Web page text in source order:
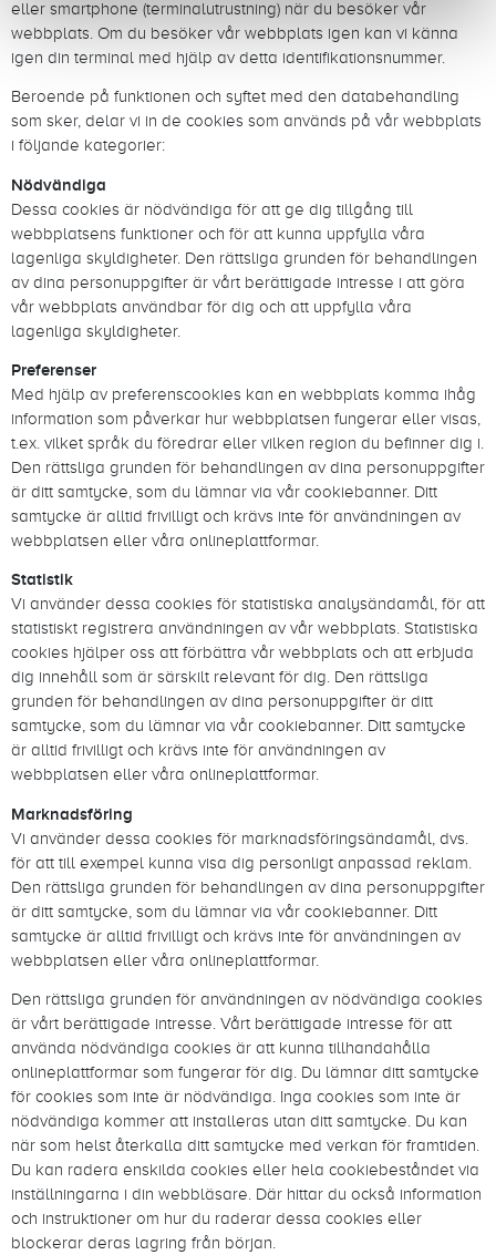
eller smartphone (terminalutrustning) när du besöker vår
webbplats. Om du besöker vår webbplats igen kan vi känna
igen din terminal med hjälp av detta identifikationsnummer.
Beroende på funktionen och syftet med den databehandling
som sker, delar vi in de cookies som används på vår webbplats
i följande kategorier:
Nödvändiga
Dessa cookies är nödvändiga för att ge dig tillgång till
webbplatsens funktioner och för att kunna uppfylla våra
lagenliga skyldigheter. Den rättsliga grunden för behandlingen
av dina personuppgifter är vårt berättigade intresse i att göra
vår webbplats användbar för dig och att uppfylla våra
lagenliga skyldigheter.
Preferenser
Med hjälp av preferenscookies kan en webbplats komma ihåg
information som påverkar hur webbplatsen fungerar eller visas,
t.ex. vilket språk du föredrar eller vilken region du befinner dig i.
Den rättsliga grunden för behandlingen av dina personuppgifter
är ditt samtycke, som du lämnar via vår cookiebanner. Ditt
samtycke är alltid frivilligt och krävs inte för användningen av
webbplatsen eller våra onlineplattformar.
Statistik
Vi använder dessa cookies för statistiska analysändamål, för att
statistiskt registrera användningen av vår webbplats. Statistiska
cookies hjälper oss att förbättra vår webbplats och att erbjuda
dig innehåll som är särskilt relevant för dig. Den rättsliga
grunden för behandlingen av dina personuppgifter är ditt
samtycke, som du lämnar via vår cookiebanner. Ditt samtycke
är alltid frivilligt och krävs inte för användningen av
webbplatsen eller våra onlineplattformar.
Marknadsföring
Vi använder dessa cookies för marknadsföringsändamål, dvs.
för att till exempel kunna visa dig personligt anpassad reklam.
Den rättsliga grunden för behandlingen av dina personuppgifter
är ditt samtycke, som du lämnar via vår cookiebanner. Ditt
samtycke är alltid frivilligt och krävs inte för användningen av
webbplatsen eller våra onlineplattformar.
Den rättsliga grunden för användningen av nödvändiga cookies
är vårt berättigade intresse. Vårt berättigade intresse för att
använda nödvändiga cookies är att kunna tillhandahålla
onlineplattformar som fungerar för dig. Du lämnar ditt samtycke
för cookies som inte är nödvändiga. Inga cookies som inte är
nödvändiga kommer att installeras utan ditt samtycke. Du kan
när som helst återkalla ditt samtycke med verkan för framtiden.
Du kan radera enskilda cookies eller hela cookiebeståndet via
inställningarna i din webbläsare. Där hittar du också information
och instruktioner om hur du raderar dessa cookies eller
blockerar deras lagring från början.